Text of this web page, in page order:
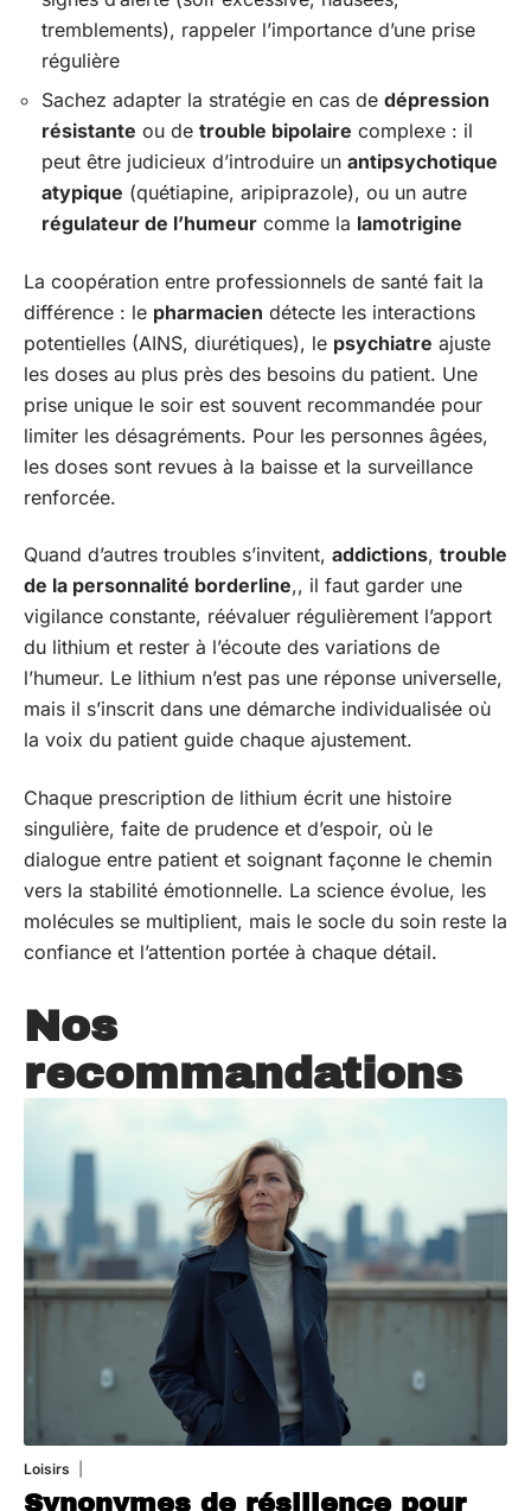
tremblements), rappeler l’importance d’une prise
régulière
Sachez adapter la stratégie en cas de dépression
résistante ou de trouble bipolaire complexe : il
peut être judicieux d’introduire un antipsychotique
atypique (quétiapine, aripiprazole), ou un autre
régulateur de l’humeur comme la lamotrigine
La coopération entre professionnels de santé fait la
différence : le pharmacien détecte les interactions
potentielles (AINS, diurétiques), le psychiatre ajuste
les doses au plus près des besoins du patient. Une
prise unique le soir est souvent recommandée pour
limiter les désagréments. Pour les personnes âgées,
les doses sont revues à la baisse et la surveillance
renforcée.
Quand d’autres troubles s’invitent, addictions, trouble
de la personnalité borderline,, il faut garder une
vigilance constante, réévaluer régulièrement l’apport
du lithium et rester à l’écoute des variations de
l’humeur. Le lithium n’est pas une réponse universelle,
mais il s’inscrit dans une démarche individualisée où
la voix du patient guide chaque ajustement.
Chaque prescription de lithium écrit une histoire
singulière, faite de prudence et d’espoir, où le
dialogue entre patient et soignant façonne le chemin
vers la stabilité émotionnelle. La science évolue, les
molécules se multiplient, mais le socle du soin reste la
confiance et l’attention portée à chaque détail.
Nos
recommandations
Loisirs
Synonymes de résilience pour